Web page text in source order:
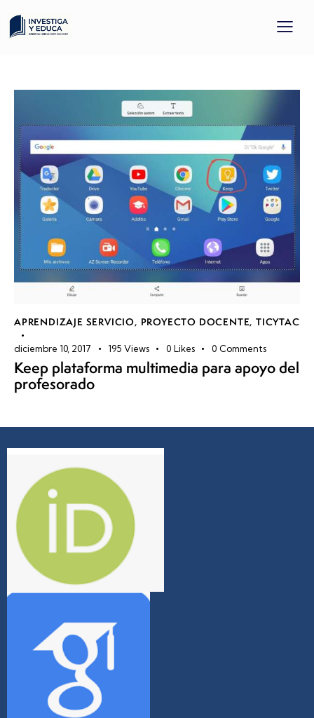
APRENDIZAJE SERVICIO, PROYECTO DOCENTE,TICYTAC
diciembre 10, 2017 195 Views 0 Likes 0 Comments
Keep plataforma multimedia para apoyo del
profesorado